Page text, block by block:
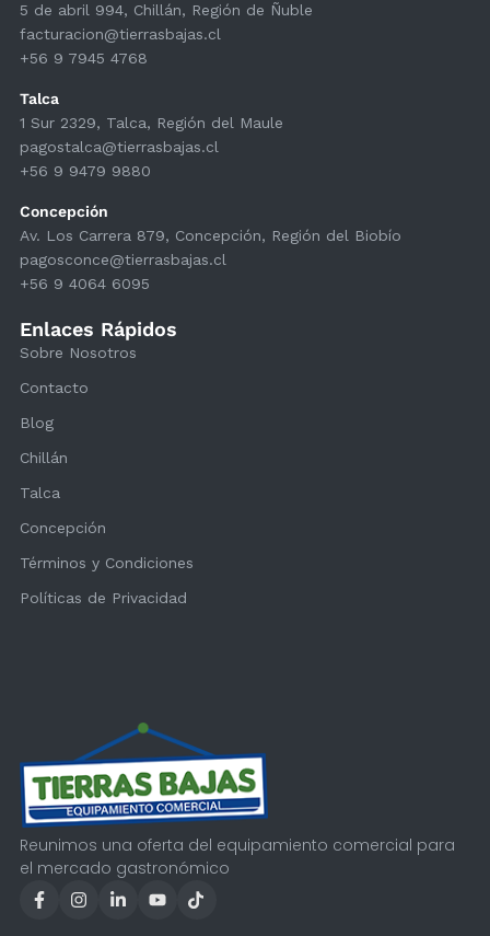
Reunimos una oferta del equipamiento comercial para
el mercado gastronómico
5 de abril 994, Chillán, Región de Ñuble
facturacion@tierrasbajas.cl
+56 9 7945 4768
Talca
1 Sur 2329, Talca, Región del Maule
pagostalca@tierrasbajas.cl
+56 9 9479 9880
Concepción
Av. Los Carrera 879, Concepción, Región del Biobío
pagosconce@tierrasbajas.cl
+56 9 4064 6095
Enlaces Rápidos
Sobre Nosotros
Contacto
Blog
Chillán
Talca
Concepción
Términos y Condiciones
Políticas de Privacidad